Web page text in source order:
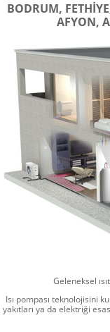
BODRUM,
AFYON,
Geleneksel
Isı pompası teknolojisini
yakıtları ya da elektriği